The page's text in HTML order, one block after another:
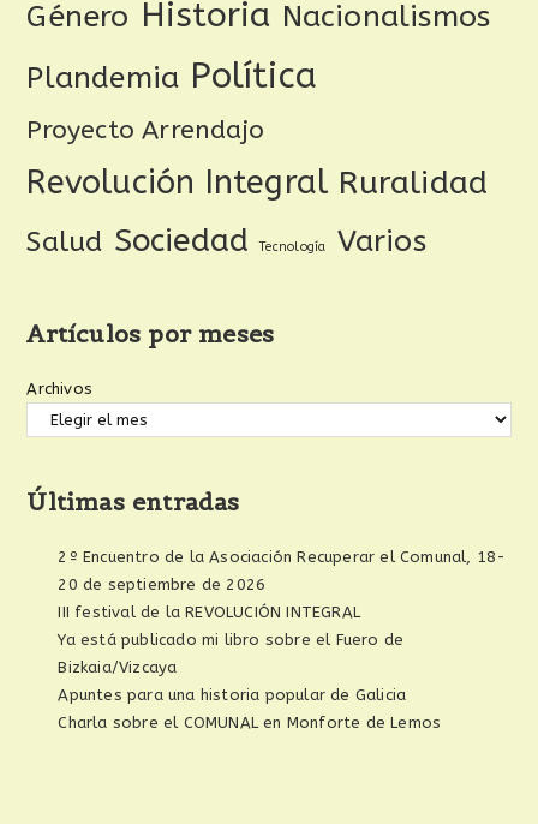
Género Historia Nacionalismos
Plandemia Política
Proyecto Arrendajo
Revolución Integral Ruralidad
Salud Sociedad Tecnología Varios
Artículos por meses
Archivos
Últimas entradas
2º Encuentro de la Asociación Recuperar el Comunal, 18-
20 de septiembre de 2026
III festival de la REVOLUCIÓN INTEGRAL
Ya está publicado mi libro sobre el Fuero de
Bizkaia/Vizcaya
Apuntes para una historia popular de Galicia
Charla sobre el COMUNAL en Monforte de Lemos